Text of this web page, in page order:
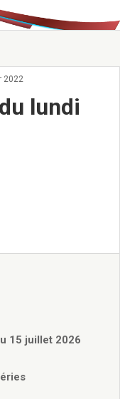
2022
lundi
15 juillet 2026